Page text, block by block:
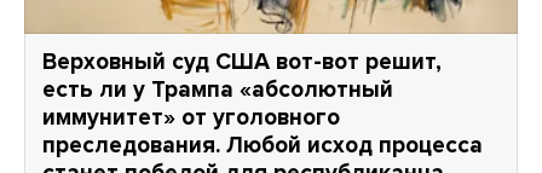
Верховный суд США вот-вот решит,
есть ли у Трампа «абсолютный
иммунитет» от уголовного
преследования. Любой исход процесса